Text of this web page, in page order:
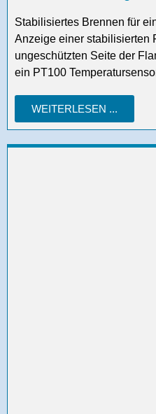
Stabilisiertes Brennen für
Anzeige einer stabilisierten
ungeschützten Seite der
ein PT100
WEITERLESEN ...